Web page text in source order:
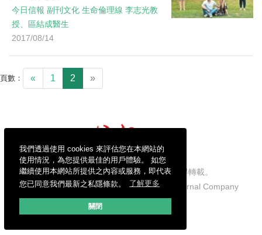
我們透過使用 cookies 來評估您在本網站的
使用情況，為您提供最佳的用戶體驗。 如您
繼續使用本網站所提供之內容或服務，即代表
您已同意我們最新之私隱條款。
了解更多
關閉
今日信報 副刊文化 生命倫理線 李志光教
授、區結成醫生
2017/08/14
頁數： « 1 2 »
信報財經新聞有限公司版權所有，不得轉載。
Copyright © 2026 Hong Kong Economic Journal Company
Limited. All rights reserved.